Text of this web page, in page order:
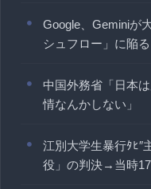
Google、Geminiが
シュフロー」に陥る
中国外務省「日本
情なんかしない」
江別大学生暴行ﾀﾋ″
役」の判決→当時